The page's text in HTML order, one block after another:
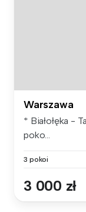
Warszawa
* Białołęka -
poko...
3 pokoi
3 000 zł